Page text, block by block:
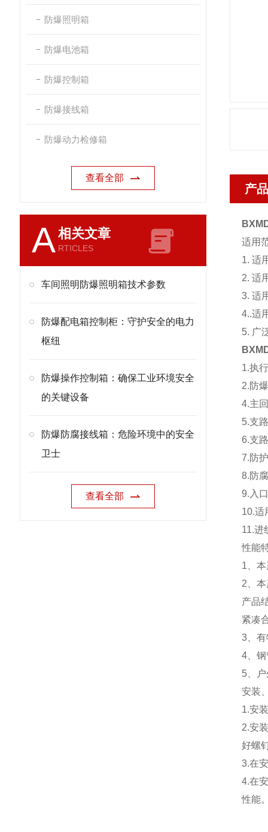
防爆照明箱
防爆电池箱
防爆控制箱
防爆接线箱
防爆动力检修箱
查看全部
A相关文章
RTICLES
车间照明防爆照明箱技术参数
防爆配电箱控制柜：守护安全的电力
枢纽
防爆操作控制箱：确保工业环境安全
的关键设备
防爆防腐接线箱：危险环境中的安全
卫士
查看全部
产
适用
1. 适
2. 适
3. 适
4..适
5. 广
1.执
2.防
4.主
5.支
6.支
7.防
8.防
9.入
10.适
11.进
性能
1、
2、
产品
紧凑
3、
4、
5、
安装
1.安
2.安
好螺
3.在
4.在
性能